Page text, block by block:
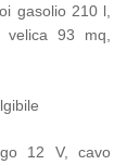
gasolio 210 l,
93 mq,
12 V, cavo